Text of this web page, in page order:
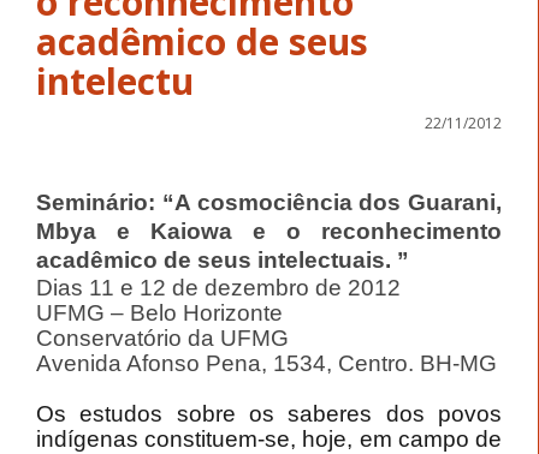
acadêmico de seus
intelectu
22/11/2012
Seminário: “A cosmociência dos Guarani,
Mbya e Kaiowa e o reconhecimento
acadêmico de seus intelectuais. ”
Dias 11 e 12 de dezembro de 2012
UFMG – Belo Horizonte
Conservatório da UFMG
Avenida Afonso Pena, 1534, Centro. BH-MG
Os estudos sobre os saberes dos povos
indígenas constituem-se, hoje, em campo de